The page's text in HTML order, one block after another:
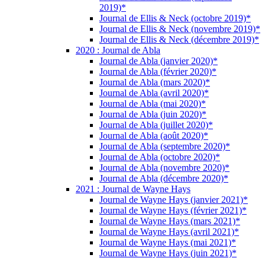
2019)*
Journal de Ellis & Neck (octobre 2019)*
Journal de Ellis & Neck (novembre 2019)*
Journal de Ellis & Neck (décembre 2019)*
2020 : Journal de Abla
Journal de Abla (janvier 2020)*
Journal de Abla (février 2020)*
Journal de Abla (mars 2020)*
Journal de Abla (avril 2020)*
Journal de Abla (mai 2020)*
Journal de Abla (juin 2020)*
Journal de Abla (juillet 2020)*
Journal de Abla (août 2020)*
Journal de Abla (septembre 2020)*
Journal de Abla (octobre 2020)*
Journal de Abla (novembre 2020)*
Journal de Abla (décembre 2020)*
2021 : Journal de Wayne Hays
Journal de Wayne Hays (janvier 2021)*
Journal de Wayne Hays (février 2021)*
Journal de Wayne Hays (mars 2021)*
Journal de Wayne Hays (avril 2021)*
Journal de Wayne Hays (mai 2021)*
Journal de Wayne Hays (juin 2021)*